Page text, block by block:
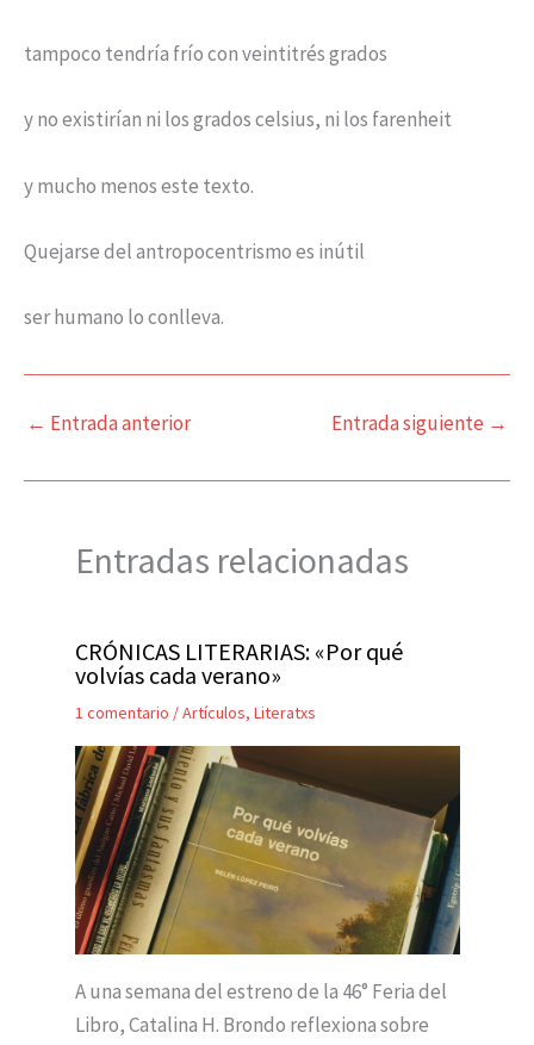
tampoco tendría frío con veintitrés grados
y no existirían ni los grados celsius, ni los farenheit
y mucho menos este texto.
Quejarse del antropocentrismo es inútil
ser humano lo conlleva.
← Entrada anterior Entrada siguiente →
Entradas relacionadas
CRÓNICAS LITERARIAS: «Por qué
volvías cada verano»
1 comentario /Artículos, Literatxs
A una semana del estreno de la 46° Feria del
Libro, Catalina H. Brondo reflexiona sobre